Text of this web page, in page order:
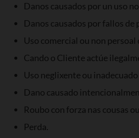
Danos causados por un uso
Danos causados por fallos
Uso comercial ou non persoal
Cando o Cliente actúe
Uso neglixente ou
Dano causado
Roubo con forza nas cousas
Perda.